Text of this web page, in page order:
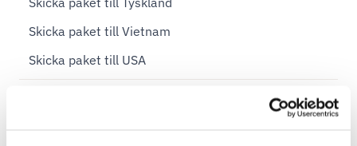
Skicka paket till Vietnam
Skicka paket till USA